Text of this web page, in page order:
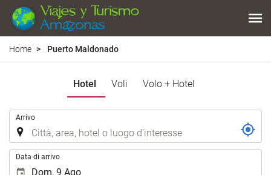
Home Puerto Maldonado
Hotel Voli Volo + Hotel
Arrivo
Data di arrivo